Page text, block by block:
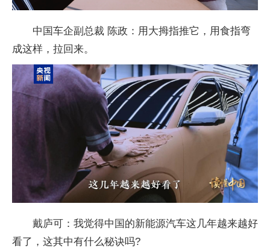
中国车企副总裁 陈政：用大拇指推它，用食指弯
成这样，拉回来。
戴庐可：我觉得中国的新能源汽车这几年越来越好
看了，这其中有什么秘诀吗?